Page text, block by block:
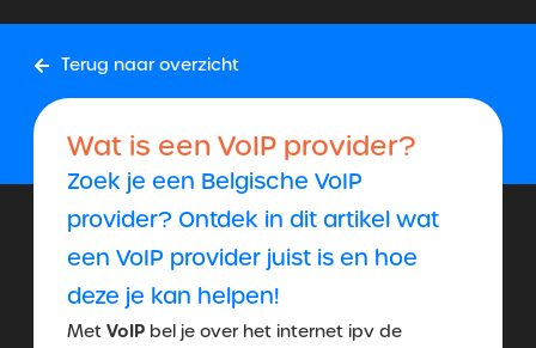
Terug naar overzicht
Wat is een VoIP provider?
Zoek je een Belgische VoIP
provider? Ontdek in dit artikel wat
een VoIP provider juist is en hoe
deze je kan helpen!
Met VoIP bel je over het internet ipv de